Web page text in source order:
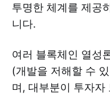
투명한 체계를 제공
니다.
여러 블록체인 열성
(개발을 저해할 수
며, 대부분이 투자자